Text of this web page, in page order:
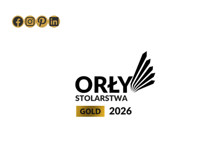
Facebook
Instagram
Pinterest
LinkedIn